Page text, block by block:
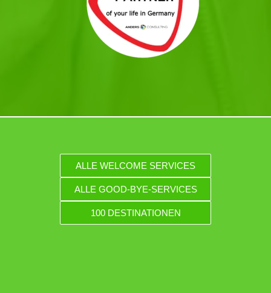
ALLE WELCOME SERVICES
ALLE GOOD-BYE-SERVICES
100 DESTINATIONEN